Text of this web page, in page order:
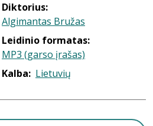
Diktorius:
Algimantas Bružas
Leidinio formatas:
MP3 (garso įrašas)
Kalba: Lietuvių